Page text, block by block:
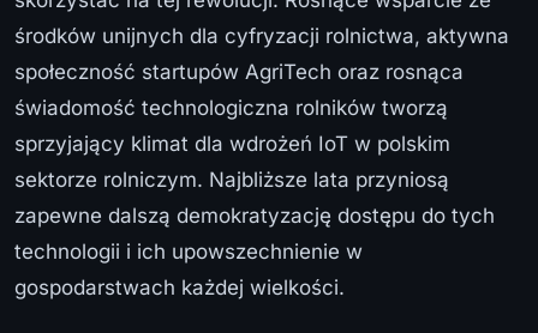
środków unijnych dla cyfryzacji rolnictwa, aktywna
społeczność startupów AgriTech oraz rosnąca
świadomość technologiczna rolników tworzą
sprzyjający klimat dla wdrożeń IoT w polskim
sektorze rolniczym. Najbliższe lata przyniosą
zapewne dalszą demokratyzację dostępu do tych
technologii i ich upowszechnienie w
gospodarstwach każdej wielkości.